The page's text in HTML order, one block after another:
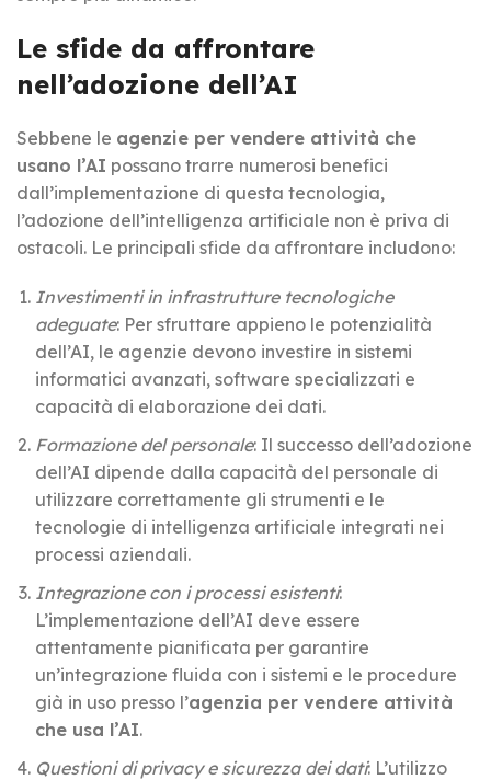
Le sfide da affrontare
nell’adozione dell’AI
Sebbene le agenzie per vendere attività che
usano l’AI possano trarre numerosi benefici
dall’implementazione di questa tecnologia,
l’adozione dell’intelligenza artificiale non è priva di
ostacoli. Le principali sfide da affrontare includono:
Investimenti in infrastrutture tecnologiche
adeguate: Per sfruttare appieno le potenzialità
dell’AI, le agenzie devono investire in sistemi
informatici avanzati, software specializzati e
capacità di elaborazione dei dati.
Formazione del personale: Il successo dell’adozione
dell’AI dipende dalla capacità del personale di
utilizzare correttamente gli strumenti e le
tecnologie di intelligenza artificiale integrati nei
processi aziendali.
Integrazione con i processi esistenti:
L’implementazione dell’AI deve essere
attentamente pianificata per garantire
un’integrazione fluida con i sistemi e le procedure
già in uso presso l’agenzia per vendere attività
che usa l’AI.
Questioni di privacy e sicurezza dei dati: L’utilizzo